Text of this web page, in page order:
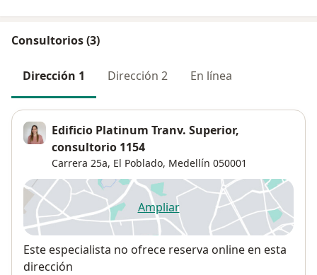
Consultorios (3)
Dirección 1 Dirección 2 En línea
Edificio Platinum Tranv. Superior,
consultorio 1154
Carrera 25a, El Poblado, Medellín 050001
Ampliarse abre en una nueva
Disponibilidad
Este especialista no ofrece reserva online en esta
dirección